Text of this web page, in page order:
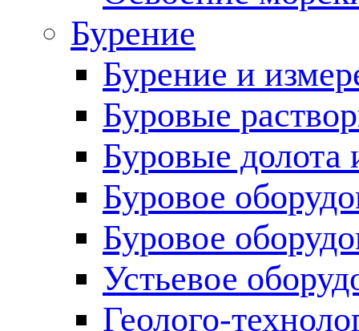
Бурение
Бурение и
Буровые
Буровые долота
Буровое
Буровое
Устьевое
Геолого-